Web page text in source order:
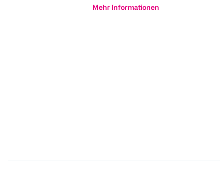
Mehr Informationen